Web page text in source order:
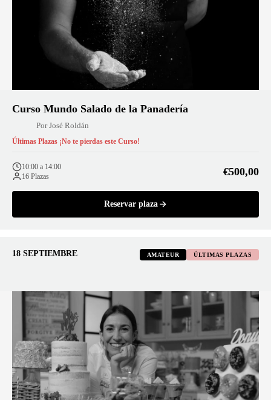
Curso Mundo Salado de la Panadería
Por José Roldán
Últimas Plazas ¡No te pierdas este Curso!
10:00 a 14:00
16 Plazas
€500,00
Reservar plaza
18 SEPTIEMBRE AMATEUR ÚLTIMAS PLAZAS